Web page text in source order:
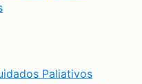
Paliativos